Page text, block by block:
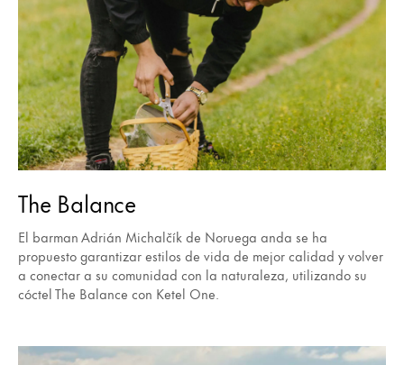
The Balance
El barman Adrián Michalčík de Noruega anda se ha
propuesto garantizar estilos de vida de mejor calidad y volver
a conectar a su comunidad con la naturaleza, utilizando su
cóctel The Balance con Ketel One.